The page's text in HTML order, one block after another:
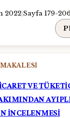
2022 |Sayfa 179-206
VE
İNCELENMESİ